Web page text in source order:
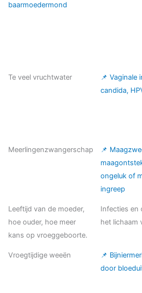
baarmoedermond
Te veel vruchtwater
📌 Vaginale
candida,
Meerlingenzwangerschap
📌
ongeluk of
ingreep
Leeftijd van de moeder,
hoe ouder, hoe meer
kans op vroeggeboorte.
Infecties en
het lichaam
Vroegtijdige weeën
📌
door